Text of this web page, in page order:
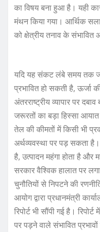
का विषय बना हुआ है। यही
मंथन किया गया। आर्थिक
को क्षेत्रीय तनाव के संभावित
यदि यह संकट लंबे समय तक
प्रभावित हो सकती है, ऊर्जा
अंतरराष्ट्रीय व्यापार पर
जरूरतों का बड़ा हिस्सा
तेल की कीमतों में किसी भी
अर्थव्यवस्था पर पड़ सकता
है, उत्पादन महंगा होता है और
सरकार वैश्विक हालात पर
चुनौतियों से निपटने की
आयोग द्वारा प्रधानमंत्री
रिपोर्ट भी सौंपी गई है।
पर पड़ने वाले संभावित